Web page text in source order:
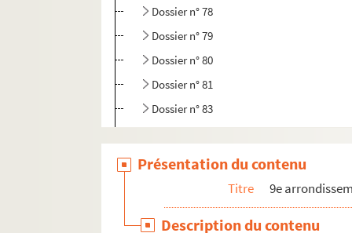
Dossier n° 78
Dossier n° 79
Dossier n° 80
Dossier n° 81
Dossier n° 83
Dossier n° 85
Dossier n° 87
Présentation du contenu
Titre 9e
Description du contenu